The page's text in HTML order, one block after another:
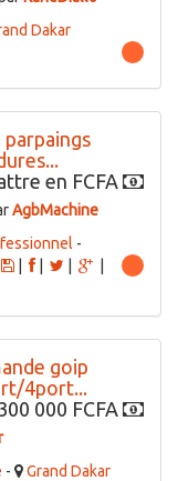
Dakar
parpaings
en FCFA
AgbMachine
-
|
goip
4port...
000 FCFA
-
Grand Dakar